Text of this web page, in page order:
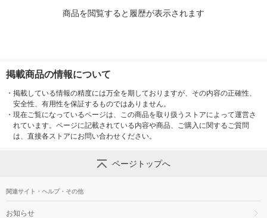
商品を閲覧すると履歴が表示されます
掲載商品の情報について
・ 掲載している情報の精度には万全を期しておりますが、その内容の正確性、
安全性、有用性を保証するものではありません。
・ 現在ご覧になっているページは、この商品を取り扱うストアによって運営さ
れています。ページに記載されている内容や商品、ご購入に関するご質問
は、直接各ストアにお問い合わせください。
ページトップへ
関連サイト・ヘルプ・その他
お知らせ